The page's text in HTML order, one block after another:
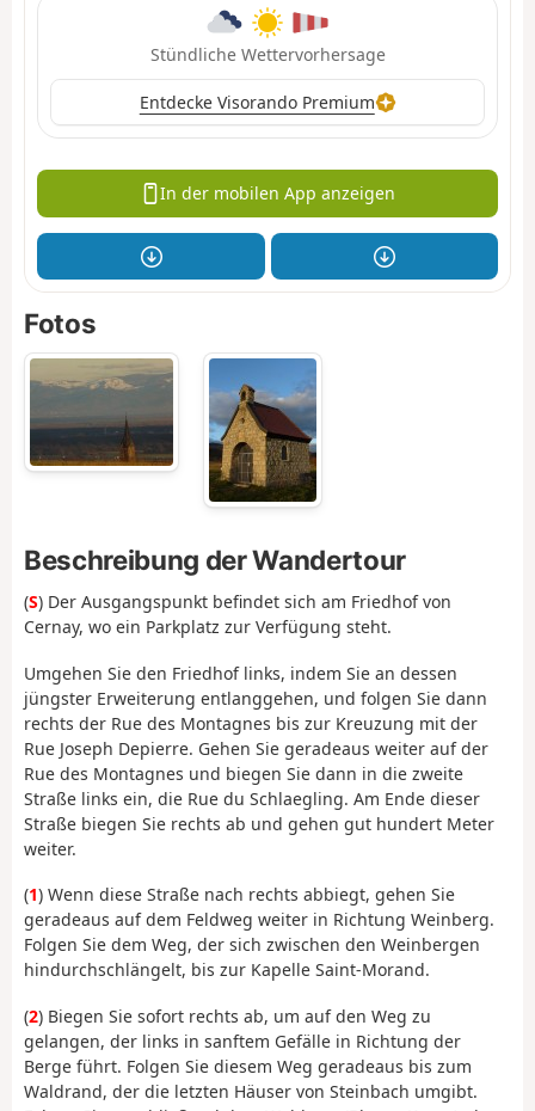
Stündliche Wettervorhersage
Entdecke Visorando Premium
In der mobilen App anzeigen
Fotos
Beschreibung der Wandertour
(S) Der Ausgangspunkt befindet sich am Friedhof von
Cernay, wo ein Parkplatz zur Verfügung steht.
Umgehen Sie den Friedhof links, indem Sie an dessen
jüngster Erweiterung entlanggehen, und folgen Sie dann
rechts der Rue des Montagnes bis zur Kreuzung mit der
Rue Joseph Depierre. Gehen Sie geradeaus weiter auf der
Rue des Montagnes und biegen Sie dann in die zweite
Straße links ein, die Rue du Schlaegling. Am Ende dieser
Straße biegen Sie rechts ab und gehen gut hundert Meter
weiter.
(1) Wenn diese Straße nach rechts abbiegt, gehen Sie
geradeaus auf dem Feldweg weiter in Richtung Weinberg.
Folgen Sie dem Weg, der sich zwischen den Weinbergen
hindurchschlängelt, bis zur Kapelle Saint-Morand.
(2) Biegen Sie sofort rechts ab, um auf den Weg zu
gelangen, der links in sanftem Gefälle in Richtung der
Berge führt. Folgen Sie diesem Weg geradeaus bis zum
Waldrand, der die letzten Häuser von Steinbach umgibt.